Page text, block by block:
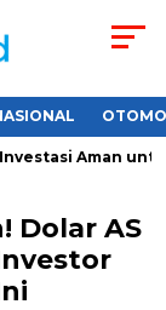
Aman untuk
Dolar AS